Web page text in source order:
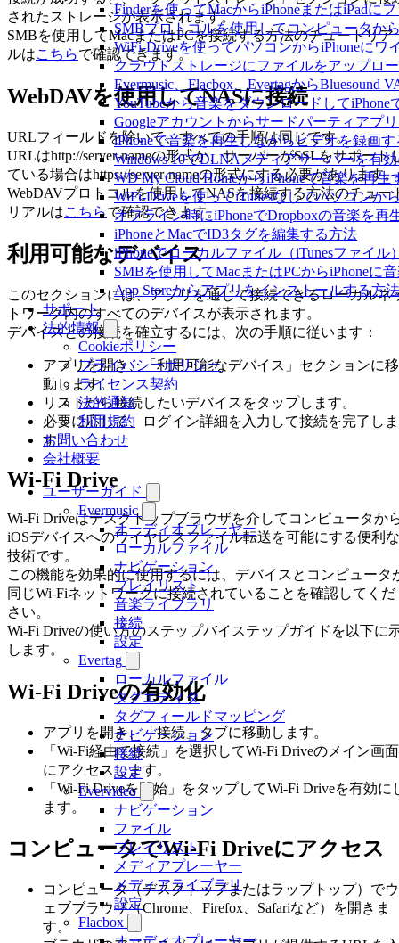
Finderを使ってMacからiPhoneまたはiPadに
SMBプロトコルを使用してコンピュータか
WiFi-Driveを使ってパソコンからiPhoneに
クラウドストレージにファイルをアップロ
Evermusic、Flacbox、Evertagから
YouTubeから音楽をダウンロードして
Googleアカウントからサードパーティアプ
iPhoneで音楽を再生しながらビデオを録画
Windows 10でDLNAメディアサーバーを有
WD My Cloud HomeからiPhoneで音楽を再生
WiFi-Driveを使ってiTunesなしでパソコンか
オフライン時にiPhoneでDropboxの音楽を再
iPhoneとMacでID3タグを編集する方法
iPhoneでローカルファイル（iTunesファイル
SMBを使用してMacまたはPCからiPhoneに
App Storeからアプリをインストールする方
サポート
法的情報
Cookieポリシー
プライバシーポリシー
ライセンス契約
法的通知
利用規約
お問い合わせ
会社概要
ユーザーガイド
Evermusic
オーディオプレーヤー
ローカルファイル
ナビゲーション
プレイリスト
音楽ライブラリ
接続
設定
Evertag
ローカルファイル
タグエディタ
タグフィールドマッピング
ナビゲーション
接続
設定
Evervideo
ナビゲーション
ファイル
プレイリスト
メディアプレーヤー
メディアライブラリ
設定
Flacbox
されたストレージが表示されます。
SMBを使用してMacまたはPCを接続する方法のチュートリア
ルはこちらで確認できます。
WebDAVを使用してNASに接続
URLフィールドを除いて、すべての手順は同じです。
URLはhttp://server-nameの形式か、サーバーがSSLをサポート
ている場合はhttps://server-nameの形式にする必要があります。
WebDAVプロトコルを使用してNASを接続する方法のチュー
リアルはこちらで確認できます。
利用可能なデバイス
このセクションには、アプリを通じて接続できるローカルネ
トワーク内のすべてのデバイスが表示されます。
デバイスとの接続を確立するには、次の手順に従います：
アプリを開き、「利用可能なデバイス」セクションに移
動します。
リストから接続したいデバイスをタップします。
必要に応じて、ログイン詳細を入力して接続を完了しま
す。
Wi-Fi Drive
Wi-Fi Driveはデスクトップブラウザを介してコンピュータか
iOSデバイスへのワイヤレスファイル転送を可能にする便利な
技術です。
この機能を効果的に使用するには、デバイスとコンピュータ
同じWi-Fiネットワークに接続されていることを確認してくだ
さい。
Wi-Fi Driveの使い方のステップバイステップガイドを以下に
します。
Wi-Fi Driveの有効化
アプリを開き、「接続」タブに移動します。
「Wi-Fi経由で接続」を選択してWi-Fi Driveのメイン画面
にアクセスします。
「Wi-Fi Driveを開始」をタップしてWi-Fi Driveを有効に
ます。
コンピュータでWi-Fi Driveにアクセス
コンピュータ（デスクトップまたはラップトップ）でウ
ェブブラウザ（Chrome、Firefox、Safariなど）を開きま
す。